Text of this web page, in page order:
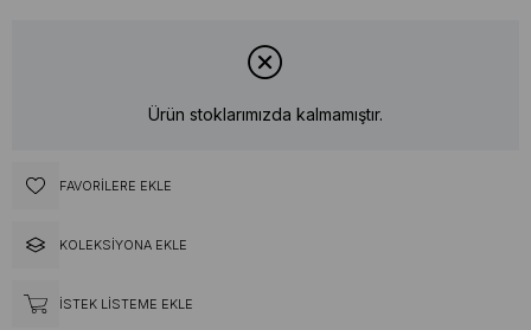
Ürün stoklarımızda kalmamıştır.
FAVORILERE EKLE
KOLEKSIYONA EKLE
İSTEK LISTEME EKLE